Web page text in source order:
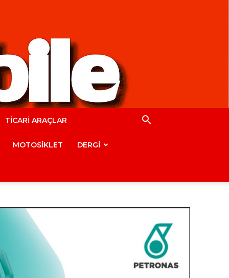
TİCARİ ARAÇLAR
MOTOSİKLET DERGİ